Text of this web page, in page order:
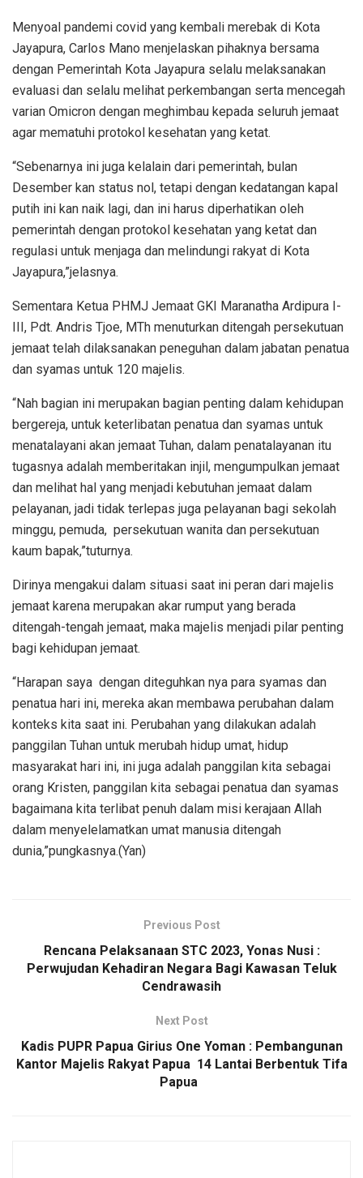
Menyoal pandemi covid yang kembali merebak di Kota
Jayapura, Carlos Mano menjelaskan pihaknya bersama
dengan Pemerintah Kota Jayapura selalu melaksanakan
evaluasi dan selalu melihat perkembangan serta mencegah
varian Omicron dengan meghimbau kepada seluruh jemaat
agar mematuhi protokol kesehatan yang ketat.
“Sebenarnya ini juga kelalain dari pemerintah, bulan
Desember kan status nol, tetapi dengan kedatangan kapal
putih ini kan naik lagi, dan ini harus diperhatikan oleh
pemerintah dengan protokol kesehatan yang ketat dan
regulasi untuk menjaga dan melindungi rakyat di Kota
Jayapura,”jelasnya.
Sementara Ketua PHMJ Jemaat GKI Maranatha Ardipura I-
III, Pdt. Andris Tjoe, MTh menuturkan ditengah persekutuan
jemaat telah dilaksanakan peneguhan dalam jabatan penatua
dan syamas untuk 120 majelis.
“Nah bagian ini merupakan bagian penting dalam kehidupan
bergereja, untuk keterlibatan penatua dan syamas untuk
menatalayani akan jemaat Tuhan, dalam penatalayanan itu
tugasnya adalah memberitakan injil, mengumpulkan jemaat
dan melihat hal yang menjadi kebutuhan jemaat dalam
pelayanan, jadi tidak terlepas juga pelayanan bagi sekolah
minggu, pemuda, persekutuan wanita dan persekutuan
kaum bapak,”tuturnya.
Dirinya mengakui dalam situasi saat ini peran dari majelis
jemaat karena merupakan akar rumput yang berada
ditengah-tengah jemaat, maka majelis menjadi pilar penting
bagi kehidupan jemaat.
“Harapan saya dengan diteguhkan nya para syamas dan
penatua hari ini, mereka akan membawa perubahan dalam
konteks kita saat ini. Perubahan yang dilakukan adalah
panggilan Tuhan untuk merubah hidup umat, hidup
masyarakat hari ini, ini juga adalah panggilan kita sebagai
orang Kristen, panggilan kita sebagai penatua dan syamas
bagaimana kita terlibat penuh dalam misi kerajaan Allah
dalam menyelelamatkan umat manusia ditengah
dunia,”pungkasnya.(Yan)
Previous Post
Rencana Pelaksanaan STC 2023, Yonas Nusi :
Perwujudan Kehadiran Negara Bagi Kawasan Teluk
Cendrawasih
Next Post
Kadis PUPR Papua Girius One Yoman : Pembangunan
Kantor Majelis Rakyat Papua 14 Lantai Berbentuk Tifa
Papua